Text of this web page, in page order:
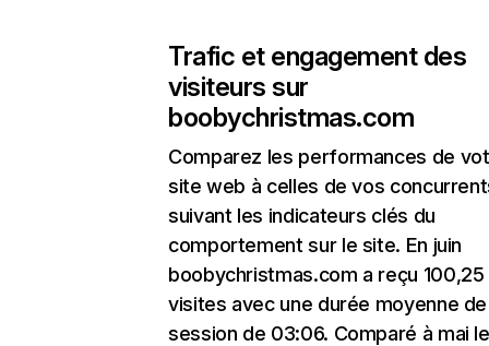
Trafic et engagement des
visiteurs sur
boobychristmas.com
Comparez les performances de
site web à celles de vos
suivant les indicateurs clés du
comportement sur le site. En juin
boobychristmas.com a reçu 100,25
visites avec une durée moyenne
session de 03:06. Comparé à mai le